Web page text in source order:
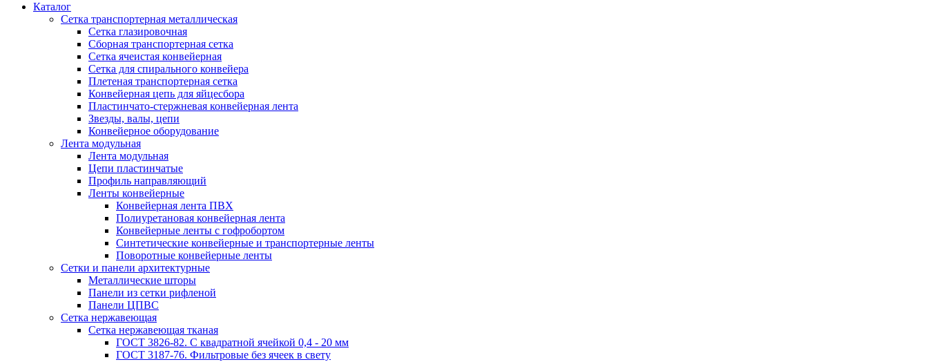
Каталог
Сетка транспортерная металлическая
Сетка глазировочная
Сборная транспортерная сетка
Сетка ячеистая конвейерная
Сетка для спирального конвейера
Плетеная транспортерная сетка
Конвейерная цепь для яйцесбора
Пластинчато-стержневая конвейерная лента
Звезды, валы, цепи
Конвейерное оборудование
Лента модульная
Лента модульная
Цепи пластинчатые
Профиль направляющий
Ленты конвейерные
Конвейерная лента ПВХ
Полиуретановая конвейерная лента
Конвейерные ленты с гофробортом
Синтетические конвейерные и транспортерные ленты
Поворотные конвейерные ленты
Cетки и панели архитектурные
Металлические шторы
Панели из сетки рифленой
Панели ЦПВС
Сетка нержавеющая
Сетка нержавеющая тканая
ГОСТ 3826-82. C квадратной ячейкой 0,4 - 20 мм
ГОСТ 3187-76. Фильтровые без ячеек в свету